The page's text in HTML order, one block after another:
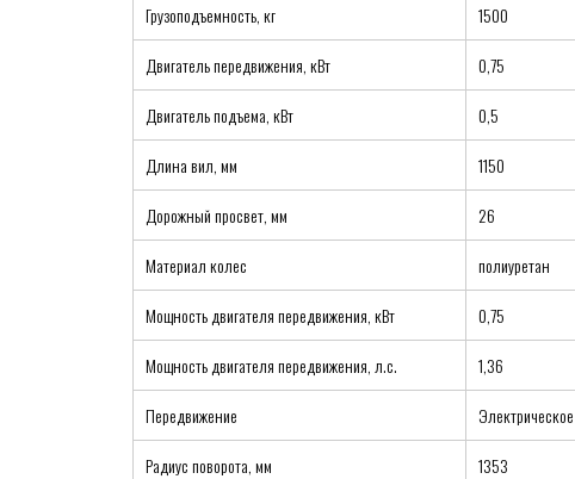
Грузоподъемность, кг
1500
Двигатель передвижения, кВт
0,75
Двигатель подъема, кВт
0,5
Длина вил, мм
1150
Дорожный просвет, мм
26
Материал колес
полиуретан
Мощность двигателя передвижения, кВт
0,75
Мощность двигателя передвижения, л.с.
1,36
Передвижение
Электрическое
Радиус поворота, мм
1353